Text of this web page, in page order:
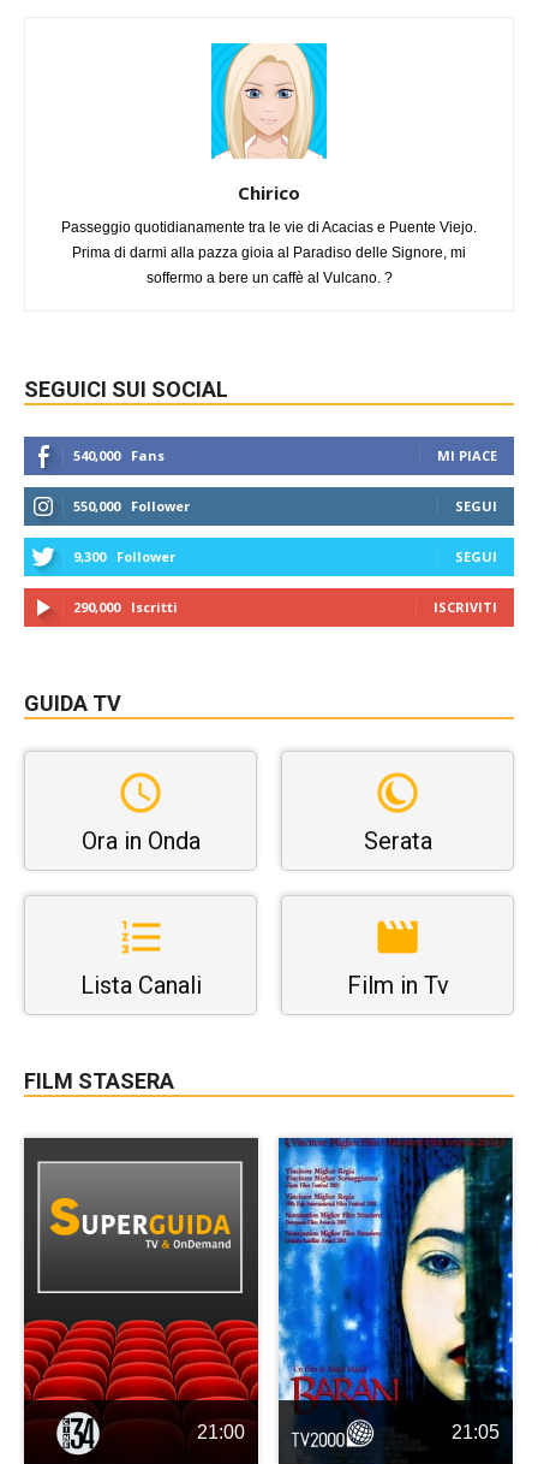
Chirico
Passeggio quotidianamente tra le vie di Acacias e Puente Viejo.
Prima di darmi alla pazza gioia al Paradiso delle Signore, mi
soffermo a bere un caffè al Vulcano. ?
SEGUICI SUI SOCIAL
540,000 Fans MI PIACE
550,000 Follower SEGUI
9,300 Follower SEGUI
290,000 Iscritti ISCRIVITI
GUIDA TV
Ora in Onda Serata
Lista Canali Film in Tv
FILM STASERA
21:00 21:05